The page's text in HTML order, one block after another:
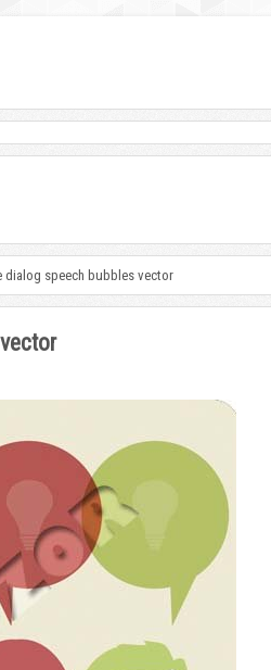
speech bubbles vector